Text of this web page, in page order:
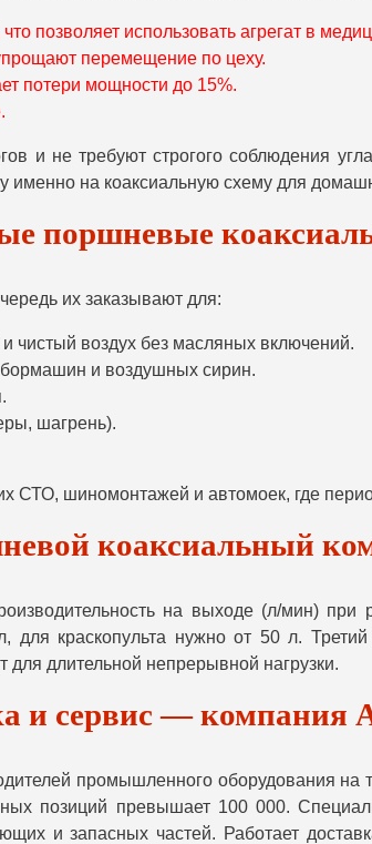
позволяет использовать агрегат в
перемещение по цеху.
потери мощности до 15%.
и не требуют строгого соблюдения
на коаксиальную схему для
поршневые
их заказывают для:
чистый воздух без масляных включений.
бормашин и воздушных сирин.
шагрень).
СТО, шиномонтажей и автомоек, где
коаксиальный
на выходе (л/мин)
краскопульта нужно от 50 л.
длительной непрерывной нагрузки.
и сервис — компания
промышленного оборудования на
позиций превышает 100 000.
и запасных частей. Работает